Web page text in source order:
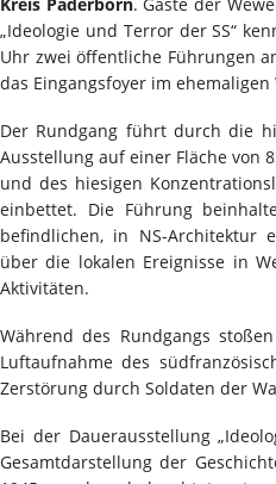
„Ideologie und Terror der SS“
Uhr zwei öffentliche Führungen
das Eingangsfoyer im ehemaligen
Der Rundgang führt durch die
Ausstellung auf einer Fläche von
und des hiesigen
einbettet. Die Führung
befindlichen, in NS-Architektur
über die lokalen Ereignisse in
Aktivitäten.
Während des Rundgangs
Luftaufnahme des
Zerstörung durch Soldaten der
Bei der Dauerausstellung
Gesamtdarstellung der